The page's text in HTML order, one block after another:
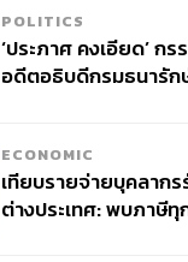
POLITICS
‘ประภาศ คงเอียด’ ก
อดีตอธิบดีกรมธนารัก
ECONOMIC
เทียบรายจ่ายบุคลากร
ต่างประเทศ: พบภาษี